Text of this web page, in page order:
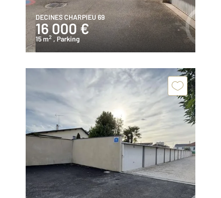
DECINES CHARPIEU 69
16 000 €
15 m2 , Parking